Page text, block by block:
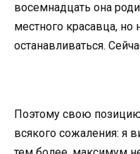
восемнадцать она
местного красавца,
останавливаться.
Поэтому свою
всякого сожаления: я